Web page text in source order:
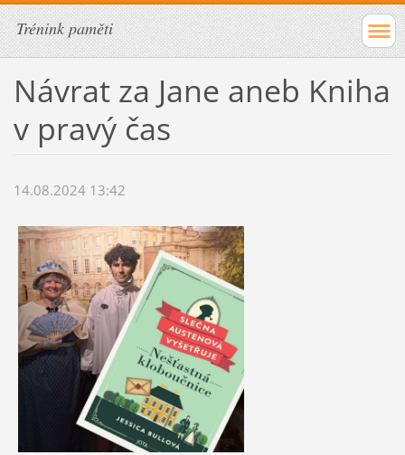
Trénink paměti
Návrat za Jane aneb Kniha
v pravý čas
14.08.2024 13:42